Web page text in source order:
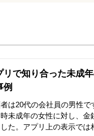
リで知り合った未成
例
は20代の会社員の男性
未成年の女性に対し、金
た。アプリ上の表示では